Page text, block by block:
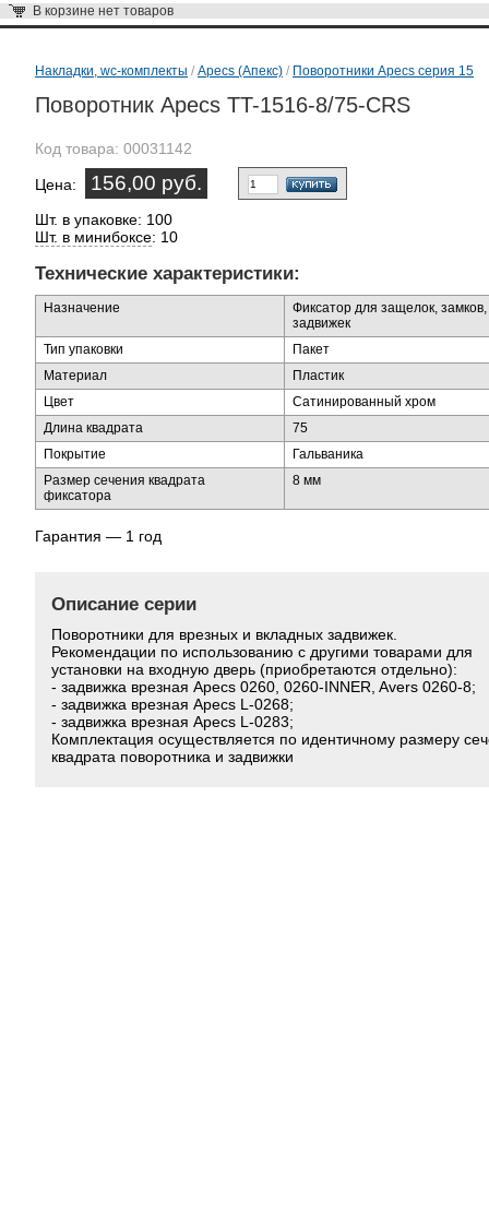
В корзине нет товаров
Накладки, wc-комплекты / Apecs (Апекс) / Поворотники Apecs серия 15
Поворотник Apecs TT-1516-8/75-CRS
Код товара: 00031142
Цена: 156,00 руб.
Шт. в упаковке: 100
Шт. в минибоксе: 10
Технические характеристики:
Назначение
Фиксатор для защелок, замков,
задвижек
Тип упаковки
Пакет
Материал
Пластик
Цвет
Сатинированный хром
Длина квадрата
75
Покрытие
Гальваника
Размер сечения квадрата
фиксатора
8 мм
Гарантия — 1 год
Описание серии
Поворотники для врезных и вкладных задвижек.
Рекомендации по использованию с другими товарами для
установки на входную дверь (приобретаются отдельно):
- задвижка врезная Apecs 0260, 0260-INNER, Avers 0260-8;
- задвижка врезная Apecs L-0268;
- задвижка врезная Apecs L-0283;
Комплектация осуществляется по идентичному размеру
квадрата поворотника и задвижки